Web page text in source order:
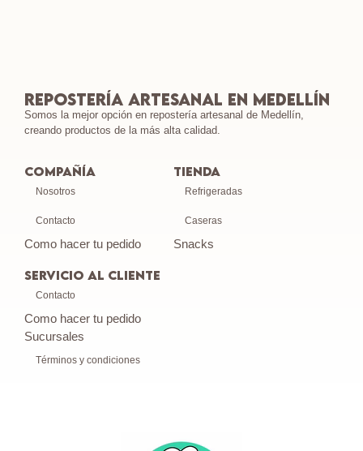
Repostería Artesanal en Medellín
Somos la mejor opción en repostería artesanal de Medellín,
creando productos de la más alta calidad.
Compañía
Nosotros
Contacto
Como hacer tu pedido
Tienda
Refrigeradas
Caseras
Snacks
SERVICIO AL CLIENTE
Contacto
Como hacer tu pedido
Sucursales
Términos y condiciones